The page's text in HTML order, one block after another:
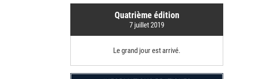
Quatrième édition
7 juillet 2019
Le grand jour est arrivé.